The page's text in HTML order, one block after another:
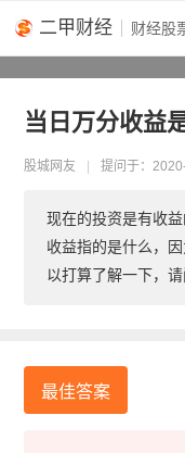
二甲财经
当日万分收益
股城网友
现在的投资是有收
收益指的是什么，
以打算了解一下，
最佳答案